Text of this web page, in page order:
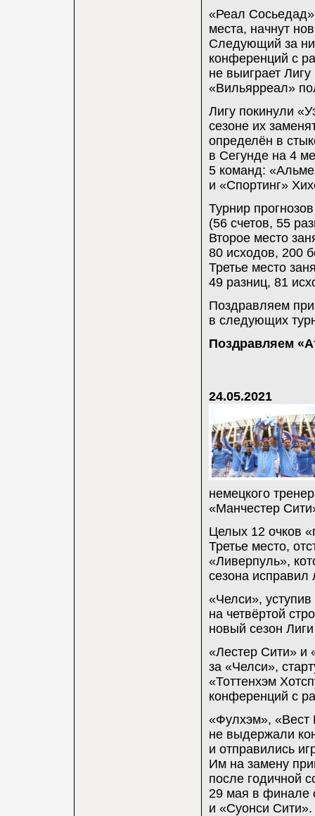
«Реал Сосьедад»
места, начнут
Следующий за
конференций с
не выиграет
«Вильярреал»
Лигу покинули
сезоне их
определён в
в Сегунде на 4
5 команд:
и «Спортинг»
Турнир
(56 счетов, 55
Второе место
80 исходов, 200
Третье место
49 разниц, 81
Поздравляем
в следующих
Поздравляем
24.05.2021
немецкого
«Манчестер
Целых 12 очков
Третье место,
«Ливерпуль»,
сезона исправил
«Челси»,
на четвёртой
новый сезон
«Лестер Сити» и
за «Челси»,
«Тоттенхэм
конференций с
«Фулхэм»,
не выдержали
и отправились
Им на замену
после годичной
29 мая в финале
и «Суонси Сити».